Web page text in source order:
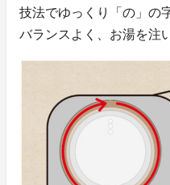
技法でゆっくり「の」の
バランスよく、お湯を注